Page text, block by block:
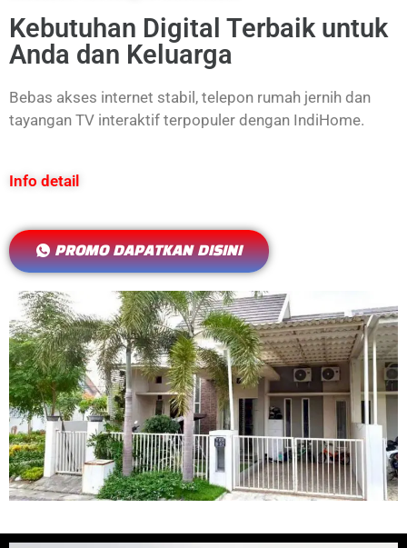
Kebutuhan Digital Terbaik untuk
Anda dan Keluarga
Bebas akses internet stabil, telepon rumah jernih dan
tayangan TV interaktif terpopuler dengan IndiHome.
Info detail
PROMO DAPATKAN DISINI